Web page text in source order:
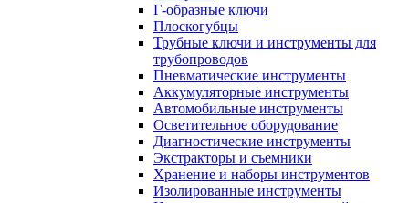
Г-образные ключи
Плоскогубцы
Трубные ключи и инструменты для
трубопроводов
Пневматические инструменты
Аккумуляторные инструменты
Автомобильные инструменты
Осветительное оборудование
Диагностические инструменты
Экстракторы и съемники
Хранение и наборы инструментов
Изолированные инструменты